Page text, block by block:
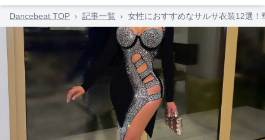
Dancebeat TOP › 記事一覧 › 女性におすすめなサルサ衣装12選